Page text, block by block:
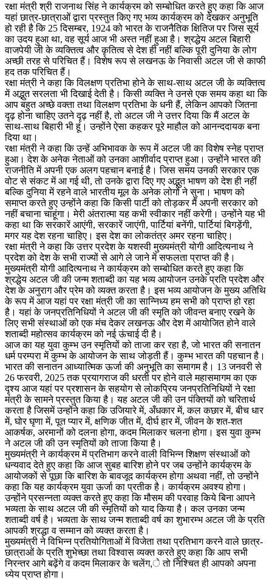
रक्षा मंत्री श्री राजनाथ सिंह ने कार्यक्रम को सम्बोधित करते हुए कहा कि आज
यहां छात्र-छात्राओं द्वारा प्रस्तुत किए गए भव्य कार्यक्रम को देखकर अनुभूति
हो रही है कि 25 दिसम्बर, 1924 को भारत के राजनैतिक क्षितिज पर जिस सूर्य
का उदय हुआ था, वह सूर्य आज भी अस्त नहीं हुआ है। श्रद्धेय अटल बिहारी
वाजपेयी जी के व्यक्तित्व और कृतित्व से देश ही नहीं बल्कि पूरी दुनिया के लोग
अच्छी तरह से परिचित हैं। विशेष रूप से लखनऊ के निवासी अटल जी से काफी
हद तक परिचित हैं।
रक्षा मंत्री ने कहा कि विलक्षण प्रतिभा होने के साथ-साथ अटल जी के व्यक्तित्व
में अद्भुत सरलता भी दिखाई देती है। किसी व्यक्ति ने उनसे एक समय कहा था कि
आप बहुत अच्छे वक्ता तथा विलक्षण प्रतिभा के धनी हैं, लेकिन आपको जितना
दृढ़ होना चाहिए उतने दृढ़ नहीं है, तो अटल जी ने उत्तर दिया कि मैं अटल के
साथ-साथ बिहारी भी हूं। उन्होंने ऐसा कहकर पूरे माहौल को आनन्ददायक बना
दिया था।
रक्षा मंत्री ने कहा कि उन्हें अभिभावक के रूप में अटल जी का विशेष स्नेह प्राप्त
हुआ। देश के अनेक नेताओं को उनका आशीर्वाद प्राप्त हुआ। उन्होंने भारत की
राजनीति में अपनी एक अलग पहचान बनाई है। जिस समय उनकी सरकार एक
वोट से संकट में आ गई थी, तो उनके द्वारा दिए गए अद्भुत भाषण को देश ही नहीं
बल्कि दुनिया में रहने वाले भारतीय मूल के अनेक लोगों ने सुना। भाषण को
समाप्त करते हुए उन्होंने कहा कि किसी पार्टी को तोड़कर मैं अपनी सरकार को
नहीं बचाना चाहूंगा। मेरी अंतरात्मा यह कभी स्वीकार नहीं करेगी। उन्होंने यह भी
कहा था कि सरकारें आएंगी, सरकारें जाएंगी, पार्टियां बनेंगी, पार्टियां बिगड़ेंगी,
मगर यह देश रहना चाहिए। इस देश का लोकतंत्र अमर रहना चाहिए।
रक्षा मंत्री ने कहा कि उत्तर प्रदेश के यशस्वी मुख्यमंत्री योगी आदित्यनाथ ने
प्रदेश को देश के सभी राज्यों से आगे ले जाने में सफलता प्राप्त की है।
मुख्यमंत्री योगी आदित्यनाथ ने कार्यक्रम को सम्बोधित करते हुए कहा कि
श्रद्धेय अटल जी की जन्म शताब्दी का यह भव्य आयोजन उनके प्रति प्रदेश और
देश के अनुराग और प्रेम को व्यक्त करता है। इस भव्य आयोजन के मुख्य अतिथि
के रूप में आज यहां पर रक्षा मंत्री जी का सान्निध्य हम सभी को प्राप्त हो रहा
है। यहां के जनप्रतिनिधियों ने अटल जी की स्मृति को जीवन्त बनाए रखने के
लिए सभी संस्थाओं को एक मंच देकर लखनऊ और देश में आयोजित होने वाले
शताब्दी महोत्सव कार्यक्रम को नई ऊंचाई दी है।
आज का यह युवा कुम्भ उन स्मृतियों को ताजा कर रहा है, जो भारत की सनातन
धर्म परम्परा में कुम्भ के आयोजन के साथ जोड़ती हैं। कुम्भ भारत की पहचान है।
भारत की सनातन आध्यात्मिक ऊर्जा की अनुभूति का समागम है। 13 जनवरी से
26 फरवरी, 2025 तक प्रयागराज की धरती पर होने वाले महासमागम का एक
दृश्य आज यहां पर प्रशासन के सहयोग से लोकप्रिय जनप्रतिनिधियों ने रक्षा
मंत्री के सामने प्रस्तुत किया है। यह अटल जी की उन पंक्तियों को चरितार्थ
करता है जिसमें उन्होंने कहा कि उजियारे में, अँधकार में, कल कछार में, बीच धार
में, घोर घृणा में, पूत प्यार में, क्षणिक जीत में, दीर्घ हार में, जीवन के शत-शत
आकर्षक, अरमानों को दलना होगा, कदम मिलाकर चलना होगा। इस युवा कुम्भ
ने अटल जी की उन स्मृतियों को ताजा किया है।
मुख्यमंत्री ने कार्यक्रम में प्रतिभाग करने वाली विभिन्न शिक्षण संस्थाओं को
धन्यवाद देते हुए कहा कि आज सुबह बारिश होने पर जब उन्होंने कार्यक्रम के
आयोजकों से पूछा कि बारिश के बावजूद कार्यक्रम होगा अथवा नहीं, तो उन्होंने
कहा कि यह कार्यक्रम युवा ऊर्जा का प्रतीक है। कार्यक्रम अवश्य होगा।
उन्होंने प्रसन्नता व्यक्त करते हुए कहा कि मौसम की परवाह किये बिना आपने
भव्यता के साथ अटल जी की स्मृतियों को याद किया है। कल उनका जन्म
शताब्दी वर्ष है। भव्यता के साथ जन्म शताब्दी वर्ष का शुभारम्भ अटल जी के प्रति
आपकी श्रद्धा व सम्मान को व्यक्त करता है।
मुख्यमंत्री ने विभिन्न प्रतियोगिताओं में विजेता तथा प्रतिभाग करने वाले छात्र-
छात्राओं के प्रति शुभेच्छा तथा विश्वास व्यक्त करते हुए कहा कि आप सभी
निरन्तर आगे बढ़ेंगे व कदम मिलाकर के चलेंग,े तो निश्चित ही आपको अपना
ध्येय प्राप्त होगा।